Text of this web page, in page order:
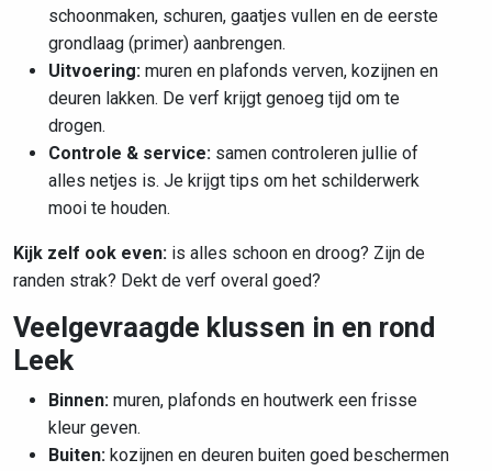
schoonmaken, schuren, gaatjes vullen en de eerste
grondlaag (primer) aanbrengen.
Uitvoering: muren en plafonds verven, kozijnen en
deuren lakken. De verf krijgt genoeg tijd om te
drogen.
Controle & service: samen controleren jullie of
alles netjes is. Je krijgt tips om het schilderwerk
mooi te houden.
Kijk zelf ook even: is alles schoon en droog? Zijn de
randen strak? Dekt de verf overal goed?
Veelgevraagde klussen in en rond
Leek
Binnen: muren, plafonds en houtwerk een frisse
kleur geven.
Buiten: kozijnen en deuren buiten goed beschermen